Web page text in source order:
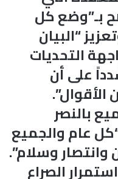
بـ”وضع كل
“البيان
التحديات
على أن
بالنصر
“كل عام والجميع
وانتصار وسلام”.
الصراع